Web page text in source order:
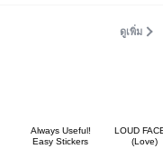
ดูเพิ่ม
Always Useful!
Easy Stickers
LOUD
(Love)